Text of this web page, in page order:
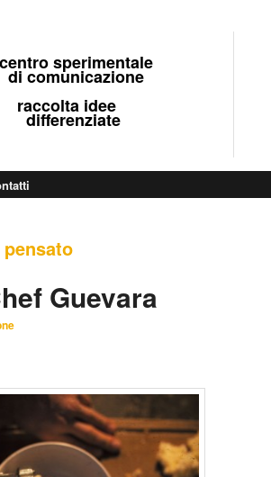
centro sperimentale
di comunicazione
raccolta idee
differenziate
Guevara